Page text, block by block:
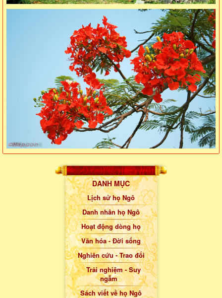
DANH MỤC
Lịch sử họ Ngô
Danh nhân họ Ngô
Hoạt động dòng họ
Văn hóa - Đời sống
Nghiên cứu - Trao đổi
Trải nghiệm - Suy
ngẫm
Sách viết về họ Ngô